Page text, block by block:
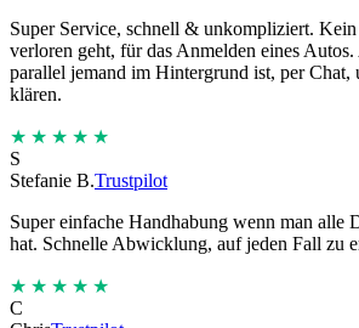
Super Service, schnell & unkompliziert.
verloren geht, für das Anmelden eines Autos.
parallel jemand im Hintergrund ist, per Chat,
klären.
★★★★★
S
Stefanie B.Trustpilot
Super einfache Handhabung wenn man alle
hat. Schnelle Abwicklung, auf jeden Fall zu
★★★★★
C